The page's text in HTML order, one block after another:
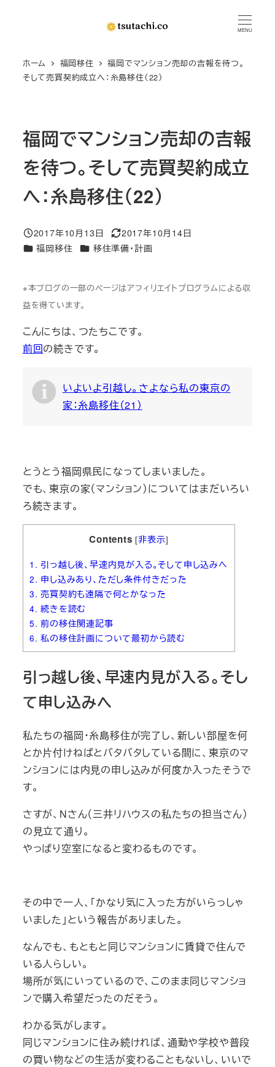
MENU
ホーム 福岡移住
福岡でマンション売却の吉報を待つ。
そして売買契約成立へ：糸島移住（22）
福岡でマンション売却の吉報
を待つ。そして売買契約成立
へ：糸島移住（22）
投稿日
2017年10月13日
更新日
2017年10月14日
カテゴリー
福岡移住 カテゴリー
移住準備・計画
※本ブログの一部のページはアフィリエイトプログラムによる収
益を得ています。
こんにちは、つたちこです。
前回の続きです。
いよいよ引越し。さよなら私の東京の
家：糸島移住（21）
とうとう福岡県民になってしまいました。
でも、東京の家（マンション）についてはまだいろい
ろ続きます。
Contents [非表示]
1. 引っ越し後、早速内見が入る。そして申し込みへ
2. 申し込みあり、ただし条件付きだった
3. 売買契約も遠隔で何とかなった
4. 続きを読む
5. 前の移住関連記事
6. 私の移住計画について最初から読む
引っ越し後、早速内見が入る。そし
て申し込みへ
私たちの福岡・糸島移住が完了し、新しい部屋を何
とか片付けねばとバタバタしている間に、東京のマ
ンションには内見の申し込みが何度か入ったそうで
す。
さすが、Nさん（三井リハウスの私たちの担当さん）
の見立て通り。
やっぱり空室になると変わるものです。
その中で一人、「かなり気に入った方がいらっしゃ
いました」という報告がありました。
なんでも、もともと同じマンションに賃貸で住んで
いる人らしい。
場所が気にいっているので、このまま同じマンショ
ンで購入希望だったのだそう。
わかる気がします。
同じマンションに住み続ければ、通勤や学校や普段
の買い物などの生活が変わることもないし、いいで